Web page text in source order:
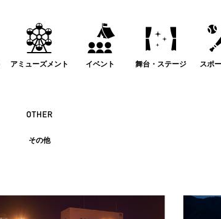
アミューズメント イベント 舞台・ステージ スポ
その他